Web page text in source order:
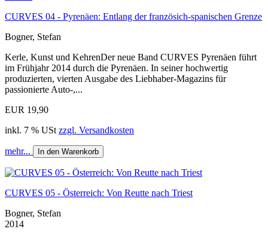
CURVES 04 - Pyrenäen: Entlang der französich-spanischen Grenze
Bogner, Stefan
Kerle, Kunst und KehrenDer neue Band CURVES Pyrenäen führt
im Frühjahr 2014 durch die Pyrenäen. In seiner hochwertig
produzierten, vierten Ausgabe des Liebhaber-Magazins für
passionierte Auto-,...
EUR 19,90
inkl. 7 % USt zzgl. Versandkosten
mehr... In den Warenkorb
CURVES 05 - Österreich: Von Reutte nach Triest
Bogner, Stefan
2014